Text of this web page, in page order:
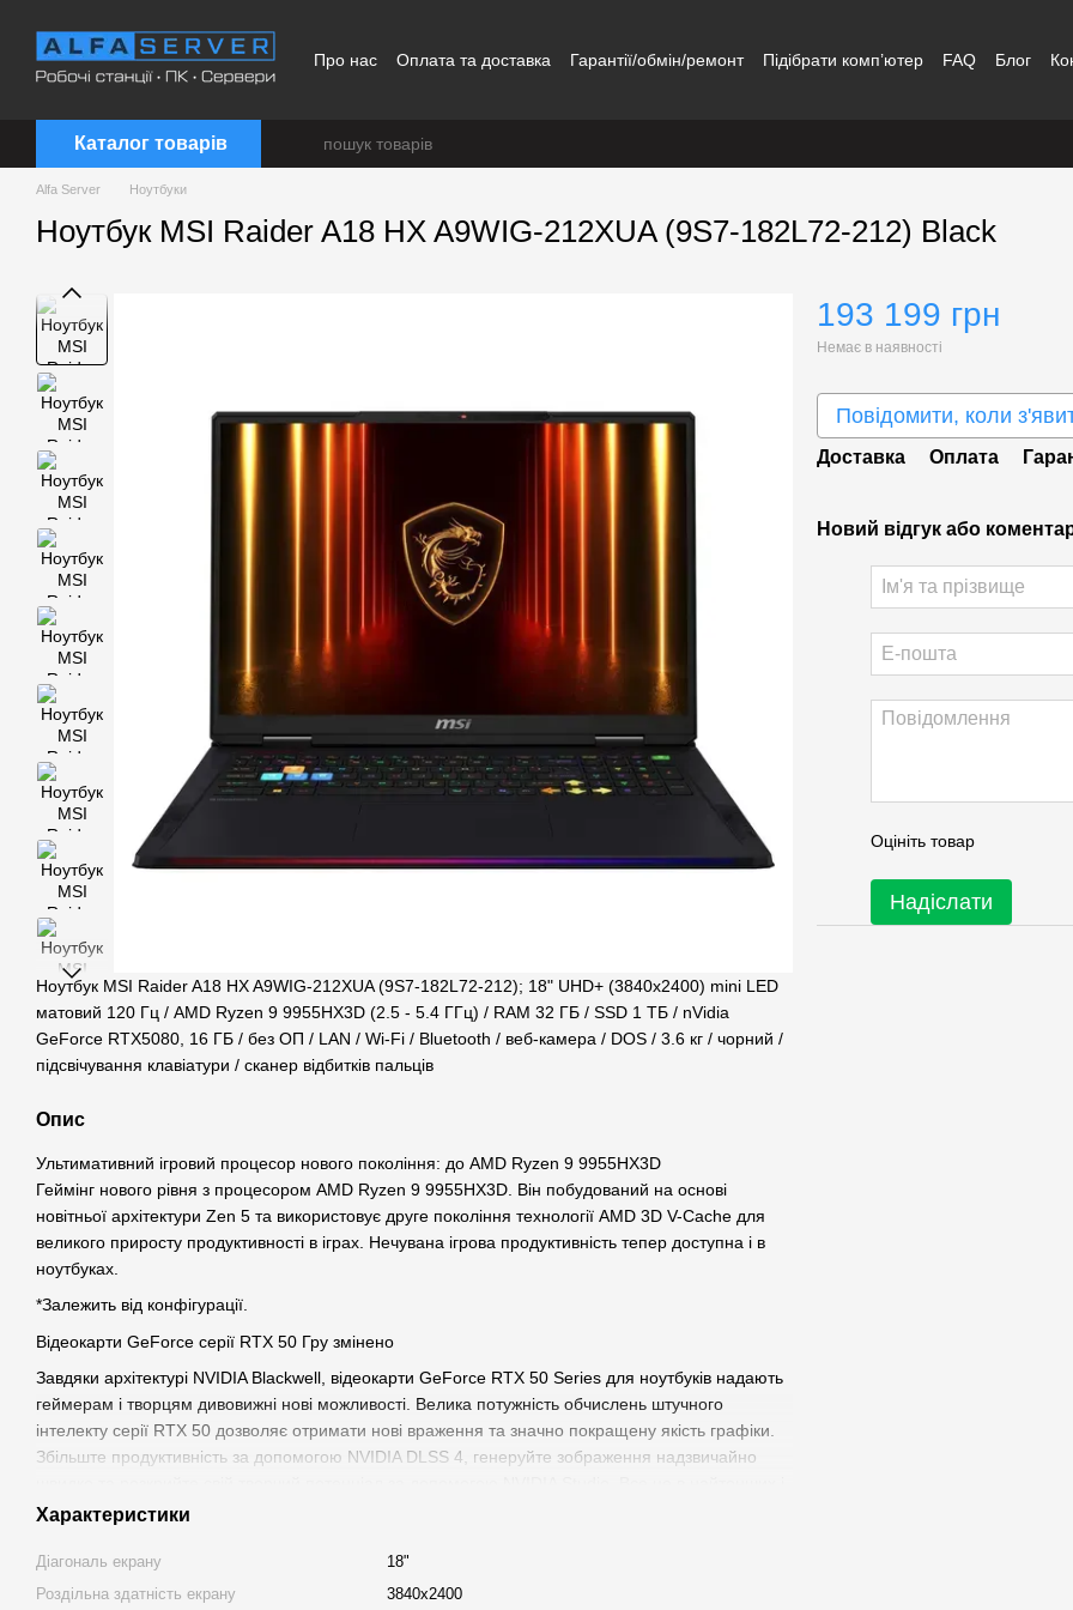
Про нас Оплата та доставка Гарантії/обмін/ремонт Підібрати комп’ютер FAQ Блог
Каталог товарів
Alfa Server Ноутбуки
Ноутбук MSI Raider A18 HX A9WIG-212XUA (9S7-182L72-212) Black
Ноутбук MSI Raider A18 HX A9WIG-212XUA (9S7-182L72-212); 18" UHD+ (3840x2400) mini LED
матовий 120 Гц / AMD Ryzen 9 9955HX3D (2.5 - 5.4 ГГц) / RAM 32 ГБ / SSD 1 ТБ / nVidia
GeForce RTX5080, 16 ГБ / без ОП / LAN / Wi-Fi / Bluetooth / веб-камера / DOS / 3.6 кг / чорний /
підсвічування клавіатури / сканер відбитків пальців
Опис
Ультимативний ігровий процесор нового покоління: до AMD Ryzen 9 9955HX3D
Геймінг нового рівня з процесором AMD Ryzen 9 9955HX3D. Він побудований на основі
новітньої архітектури Zen 5 та використовує друге покоління технології AMD 3D V-Cache для
великого приросту продуктивності в іграх. Нечувана ігрова продуктивність тепер доступна і в
ноутбуках.
*Залежить від конфігурації.
Відеокарти GeForce серії RTX 50 Гру змінено
Завдяки архітектурі NVIDIA Blackwell, відеокарти GeForce RTX 50 Series для ноутбуків надають
геймерам і творцям дивовижні нові можливості. Велика потужність обчислень штучного
інтелекту серії RTX 50 дозволяє отримати нові враження та значно покращену якість графіки.
Збільште продуктивність за допомогою NVIDIA DLSS 4, генеруйте зображення надзвичайно
найнадійніших ноутбуках RTX, оптимізованих технологією Max-Q.
Характеристики
Діагональ екрану
18"
Роздільна здатність екрану
3840x2400
193 199 грн
Немає в наявності
Повідомити, коли
Доставка Оплата
Новий відгук або
Оцініть товар
Надіслати